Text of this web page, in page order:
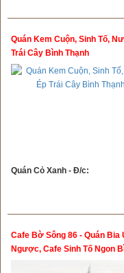
Quán Kem Cuộn, Sinh Tố,
Trái Cây Bình Thạnh
Quán Cỏ Xanh - Đ/c:
Cafe Bờ Sông 86 - Quán Bia
Ngược, Cafe Sinh Tố Ngon